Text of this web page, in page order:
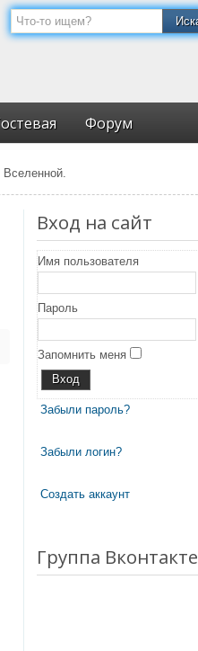
Форум
Вселенной.
Вход на сайт
Имя пользователя
Пароль
Запомнить меня
Забыли пароль?
Забыли логин?
Создать аккаунт
Группа Вконтакте